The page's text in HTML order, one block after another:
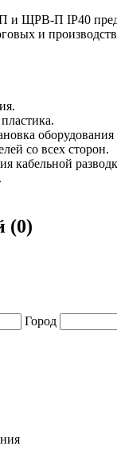
ЩРВ-П IP40
и
со всех сторон.
кабельной
(0)
Город